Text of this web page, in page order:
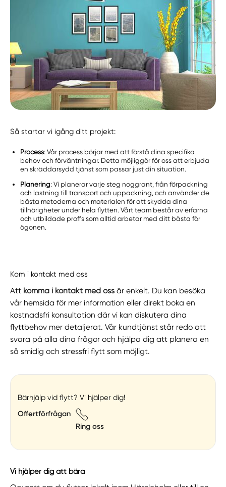
Så startar vi igång ditt projekt:
Process: Vår process börjar med att förstå dina specifika
behov och förväntningar. Detta möjliggör för oss att erbjuda
en skräddarsydd tjänst som passar just din situation.
Planering: Vi planerar varje steg noggrant, från förpackning
och lastning till transport och uppackning, och använder de
bästa metoderna och materialen för att skydda dina
tillhörigheter under hela flytten. Vårt team består av erfarna
och utbildade proffs som alltid arbetar med ditt bästa för
ögonen.
Kom i kontakt med oss
Att komma i kontakt med oss är enkelt. Du kan besöka
vår hemsida för mer information eller direkt boka en
kostnadsfri konsultation där vi kan diskutera dina
flyttbehov mer detaljerat. Vår kundtjänst står redo att
svara på alla dina frågor och hjälpa dig att planera en
så smidig och stressfri flytt som möjligt.
Bärhjälp vid flytt? Vi hjälper dig!
Offertförfrågan
Ring oss
Vi hjälper dig att bära